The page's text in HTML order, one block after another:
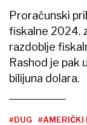
Proračunski
fiskalne 2024.
razdoblje
Rashod je pak
bilijuna dolara.
#DUG #AMERIČKI